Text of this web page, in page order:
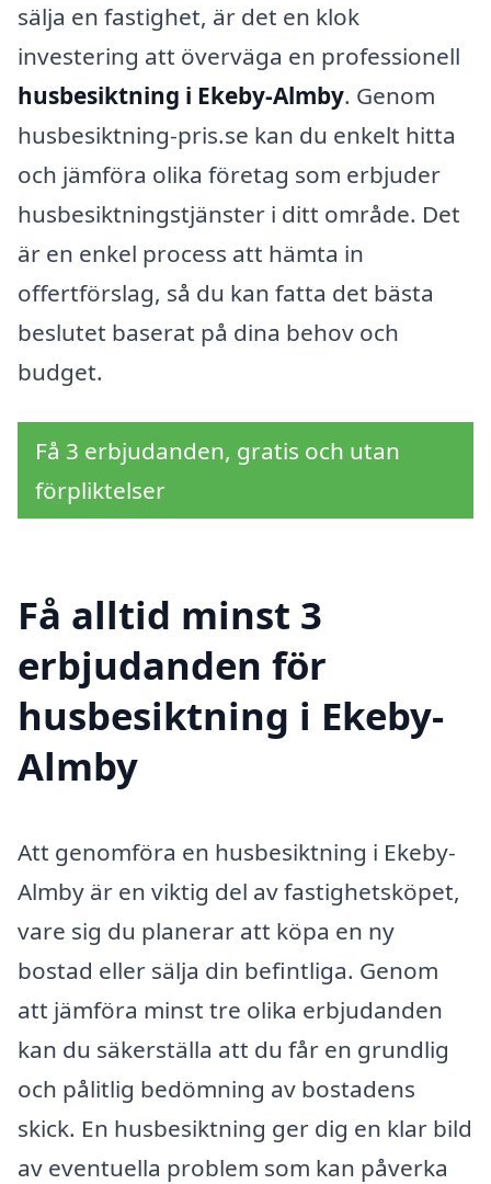
sälja en fastighet, är det en klok
investering att överväga en professionell
husbesiktning i Ekeby-Almby. Genom
husbesiktning-pris.se kan du enkelt hitta
och jämföra olika företag som erbjuder
husbesiktningstjänster i ditt område. Det
är en enkel process att hämta in
offertförslag, så du kan fatta det bästa
beslutet baserat på dina behov och
budget.
Få 3 erbjudanden, gratis och utan
förpliktelser
Få alltid minst 3
erbjudanden för
husbesiktning i Ekeby-
Almby
Att genomföra en husbesiktning i Ekeby-
Almby är en viktig del av fastighetsköpet,
vare sig du planerar att köpa en ny
bostad eller sälja din befintliga. Genom
att jämföra minst tre olika erbjudanden
kan du säkerställa att du får en grundlig
och pålitlig bedömning av bostadens
skick. En husbesiktning ger dig en klar bild
av eventuella problem som kan påverka